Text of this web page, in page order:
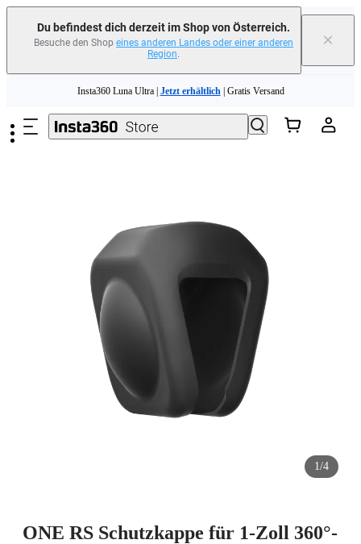
Du befindest dich derzeit im Shop von Österreich.
Besuche den Shop eines anderen Landes oder einer anderen
Region.
×
Need shopping help? |
Insta360 Luna Ultra | Jetzt erhältlich| Gratis Versand
1/4
ONE RS Schutzkappe für 1-Zoll 360°-